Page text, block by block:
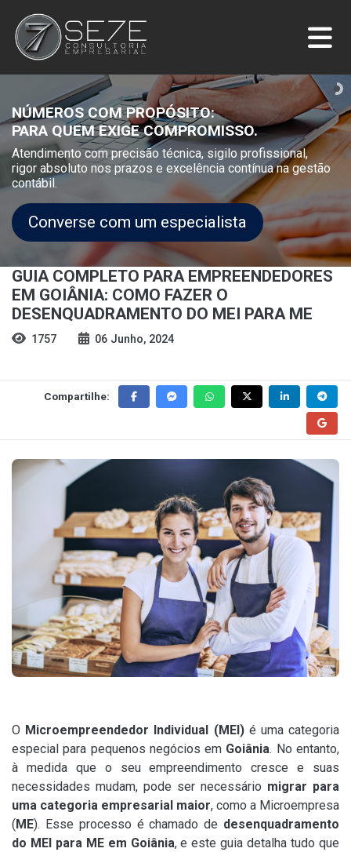
NÚMEROS COM PROPÓSITO:
PARA QUEM EXIGE COMPROMISSO.
Atendimento com precisão técnica, sigilo profissional,
rigor absoluto nos prazos e excelência contínua na gestão
contábil.
Converse com um especialista
GUIA COMPLETO PARA EMPREENDEDORES
EM GOIÂNIA: COMO FAZER O
DESENQUADRAMENTO DO MEI PARA ME
1757 06 Junho, 2024
Compartilhe:
O Microempreendedor Individual (MEI)é uma categoria
especial para pequenos negócios em Goiânia. No entanto,
à medida que o seu empreendimento cresce e suas
necessidades mudam, pode ser necessário migrar para
uma categoria empresarial maior, como a Microempresa
( ME). Esse processo é chamado de desenquadramento
do MEI para ME em Goiânia, e este guia detalha tudo que